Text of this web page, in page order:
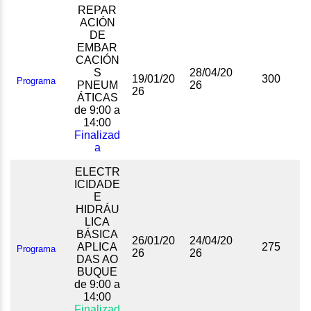
Programa
REPAR
ACIÓN
DE
EMBAR
CACIÓN
S
PNEUM
ÁTICAS
de 9:00 a
14:00
Finalizad
a
19/01/20
26
28/04/20
26
300
Programa
ELECTR
ICIDADE
E
HIDRÁU
LICA
BÁSICA
APLICA
DAS AO
BUQUE
de 9:00 a
14:00
26/01/20
26
24/04/20
26
275